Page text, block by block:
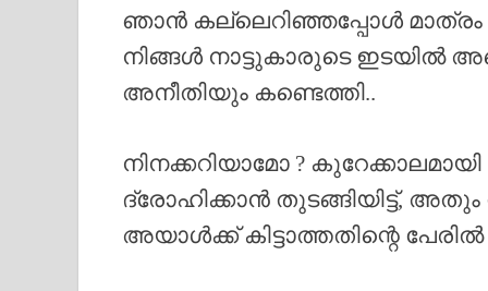
ഞാൻ കല്ലെറിഞ്ഞപ്പോൾ മാത്രം
നിങ്ങൾ നാട്ടുകാരുടെ
അനീതിയും കണ്ടെത്തി..
നിനക്കറിയാമോ ?
ദ്രോഹിക്കാൻ തുടങ്ങിയിട്ട്,
അയാൾക്ക് കിട്ടാത്തതിന്റെ പേരിൽ